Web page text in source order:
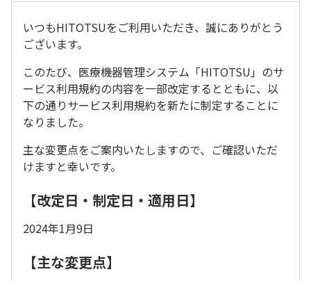
いつもHITOTSUをご利用いただき、誠にありがとう
ございます。
このたび、医療機器管理システム「HITOTSU」のサ
ービス利用規約の内容を一部改定するとともに、以
下の通りサービス利用規約を新たに制定することに
なりました。
主な変更点をご案内いたしますので、ご確認いただ
けますと幸いです。
【改定日・制定日・適用日】
2024年1月9日
【主な変更点】